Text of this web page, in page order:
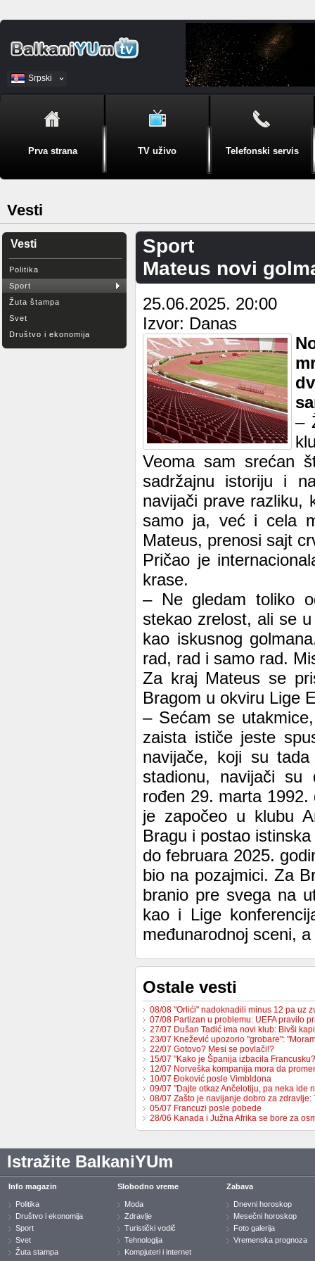
Srpski
BiH
Prva strana TV uživo Telefonski servis
Vesti
Vesti
Politika
Sport
Žuta štampa
Svet
Društvo i ekonomija
Sport
Mateus novi
25.06.2025. 20:00
Izvor: Danas
–
Veoma sam srećan
sadržajnu istoriju i
navijači prave razliku,
samo ja, već i cela
Mateus, prenosi sajt
Pričao je
krase.
– Ne gledam toliko
stekao zrelost, ali se
kao iskusnog
rad, rad i samo rad.
Za kraj Mateus se
Bragom u okviru Lige
– Sećam se
zaista ističe jeste
navijače, koji su
stadionu, navijači su
rođen 29. marta
je započeo u klubu
Bragu i postao
do februara 2025.
bio na pozajmici. Za
branio pre svega na
kao i Lige
međunarodnoj sceni,
Ostale vesti
08/08 "Orlići" nadoknadili minus 12 pa uz
07/08 Partizan u problemu: UEFA pravilo
27/07 Dušan Tadić ima novi klub: Bivši
23/07 Knežević upozorio "grobare":
22/07 Gotovo? Mesi se povlači!?
15/07 "Kako je Španija izbacila
12/07 Norveška kompanija mora da
10/07 Đoković posle Vimbldona
09/07 "Dajte otkaz Ančelotiju, pa neka ide
08/07 Zašto je navijanje dobro za
05/07 Francuzi posle pobede
28/06 Kanada i Južna Afrika se bore za
Istražite BalkaniYUm
Info magazin
Politika
Društvo i ekonomija
Sport
Svet
Žuta stampa
Slobodno vreme
Moda
Zdravlje
Turistički vodič
Tehnologija
Kompjuteri i internet
Zabava
Dnevni horoskop
Mesečni horoskop
Foto galerija
Vremenska prognoza